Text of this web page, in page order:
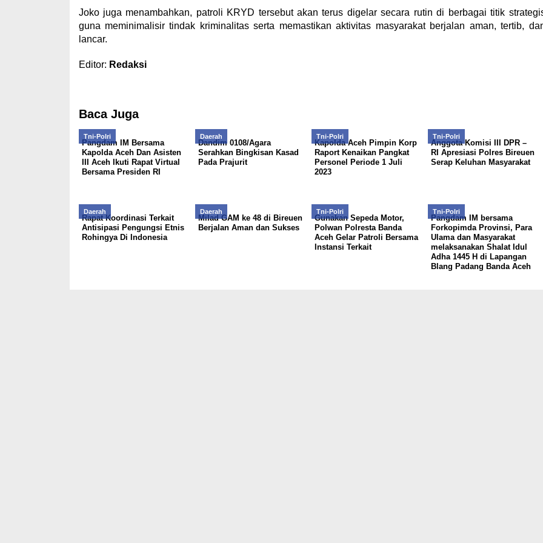
Joko juga menambahkan, patroli KRYD tersebut akan terus digelar secara rutin di berbagai titik
guna meminimalisir tindak kriminalitas serta memastikan aktivitas masyarakat berjalan aman, tertib,
lancar.
Editor: Redaksi
Baca Juga
Tni-Polri
Pangdam IM Bersama
Kapolda Aceh Dan Asisten
III Aceh Ikuti Rapat Virtual
Bersama Presiden RI
Daerah
Dandim 0108/Agara
Serahkan Bingkisan Kasad
Pada Prajurit
Tni-Polri
Kapolda Aceh Pimpin Korp
Raport Kenaikan Pangkat
Personel Periode 1 Juli
2023
Tni-Polri
Anggota Komisi III DPR –
RI Apresiasi Polres Bireuen
Serap Keluhan Masyarakat
Daerah
Rapat Koordinasi Terkait
Antisipasi Pengungsi Etnis
Rohingya Di Indonesia
Daerah
Milad GAM ke 48 di Bireuen
Berjalan Aman dan Sukses
Tni-Polri
Gunakan Sepeda Motor,
Polwan Polresta Banda
Aceh Gelar Patroli Bersama
Instansi Terkait
Tni-Polri
Pangdam IM bersama
Forkopimda Provinsi, Para
Ulama dan Masyarakat
melaksanakan Shalat Idul
Adha 1445 H di Lapangan
Blang Padang Banda Aceh